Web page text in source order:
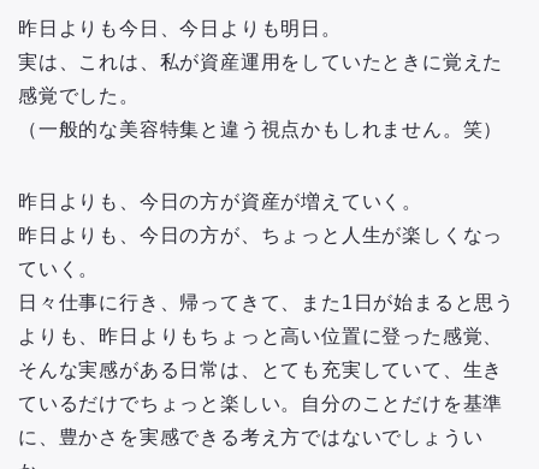
昨日よりも今日、今日よりも明日。
実は、これは、私が資産運用をしていたときに覚えた
感覚でした。
（一般的な美容特集と違う視点かもしれません。笑）
昨日よりも、今日の方が資産が増えていく。
昨日よりも、今日の方が、ちょっと人生が楽しくなっ
ていく。
日々仕事に行き、帰ってきて、また1日が始まると思う
よりも、昨日よりもちょっと高い位置に登った感覚、
そんな実感がある日常は、とても充実していて、生き
ているだけでちょっと楽しい。自分のことだけを基準
に、豊かさを実感できる考え方ではないでしょうい